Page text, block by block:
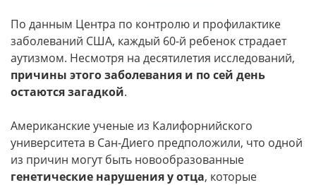
По данным Центра по контролю и профилактике
заболеваний США, каждый 60-й ребенок страдает
аутизмом. Несмотря на десятилетия исследований,
причины этого заболевания и по сей день
остаются загадкой.
Американские ученые из Калифорнийского
университета в Сан-Диего предположили, что одной
из причин могут быть новообразованные
генетические нарушения у отца, которые